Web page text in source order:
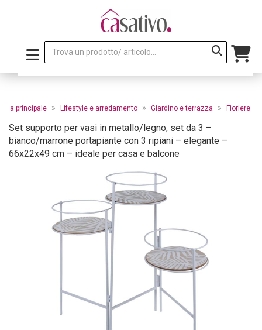
principale » Lifestyle e arredamento » Giardino e terrazza » Fioriere
Set supporto per vasi in metallo/legno, set da 3 –
bianco/marrone portapiante con 3 ripiani – elegante –
66x22x49 cm – ideale per casa e balcone